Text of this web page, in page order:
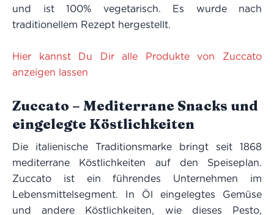
und ist 100% vegetarisch. Es wurde nach
traditionellem Rezept hergestellt.
Hier kannst Du Dir alle Produkte von Zuccato
anzeigen lassen
Zuccato – Mediterrane Snacks und
eingelegte Köstlichkeiten
Die italienische Traditionsmarke bringt seit 1868
mediterrane Köstlichkeiten auf den Speiseplan.
Zuccato ist ein führendes Unternehmen im
Lebensmittelsegment. In Öl eingelegtes Gemüse
und andere Köstlichkeiten, wie dieses Pesto,